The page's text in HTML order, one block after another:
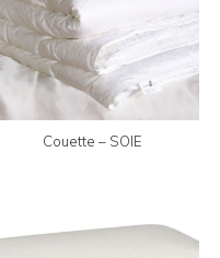
Couette – SOIE